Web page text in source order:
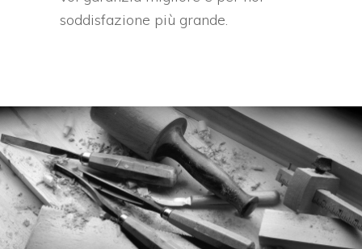
soddisfazione più grande.